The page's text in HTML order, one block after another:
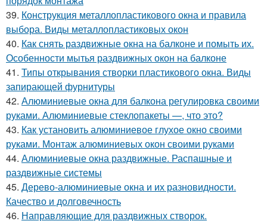
39. Конструкция металлопластикового окна и правила
выбора. Виды металлопластиковых окон
40. Как снять раздвижные окна на балконе и помыть их.
Особенности мытья раздвижных окон на балконе
41. Типы открывания створки пластикового окна. Виды
запирающей фурнитуры
42. Алюминиевые окна для балкона регулировка своими
руками. Алюминиевые стеклопакеты —, что это?
43. Как установить алюминиевое глухое окно своими
руками. Монтаж алюминиевых окон своими руками
44. Алюминиевые окна раздвижные. Распашные и
раздвижные системы
45. Дерево-алюминиевые окна и их разновидности.
Качество и долговечность
46. Направляющие для раздвижных створок.